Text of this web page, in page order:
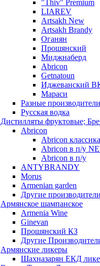
"Thiv" Premium
LIAREV
Artsakh New
Artsakh Brandy
Оганян
Прошянский
Миджнаберд
Abricon
Getnatoun
Иджеванский
Мараси
Разные производители
Русская водка
Дистилляты фруктовые;
Abricon
Abricon классика
Abricon в п/у
Abricon в п/у
ANTYBRANDY
Morus
Armenian garden
Другие
Армянское шампанское
Armenia Wine
Ginevan
Прошянский КЗ
Другие
Армянские ликеры
Шахназарян ЕКД